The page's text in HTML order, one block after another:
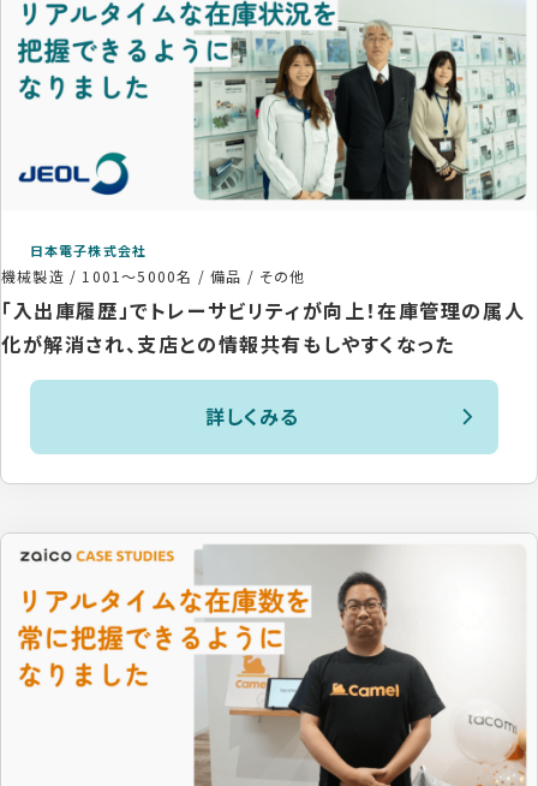
日本電子株式会社
機械製造 / 1001〜5000名 /備品 / その他
「入出庫履歴」でトレーサビリティが向上！在庫管理の属人
化が解消され、支店との情報共有もしやすくなった
詳しくみる